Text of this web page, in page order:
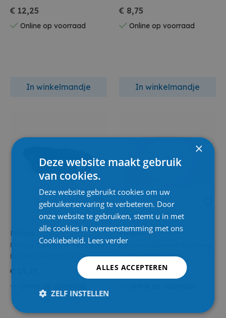
€ 12,25
Online op voorraad
In winkelmandje
€ 8,75
Online op voorraad
In winkelmandje
Patisse
Patisse Taartvorm Met Losse
Bodem Gekarteld 30Cm
€ 13,25
Patisse
Patisse Bakpapier Air Frying
Vierkant 20Cm 20St
€ 3,50
×
Deze website maakt gebruik
van cookies.
Deze website gebruikt cookies om uw
gebruikerservaring te verbeteren. Door
onze website te gebruiken, stemt u in met
alle cookies in overeenstemming met ons
Cookiebeleid. Lees verder
ALLES ACCEPTEREN
ZELF INSTELLEN